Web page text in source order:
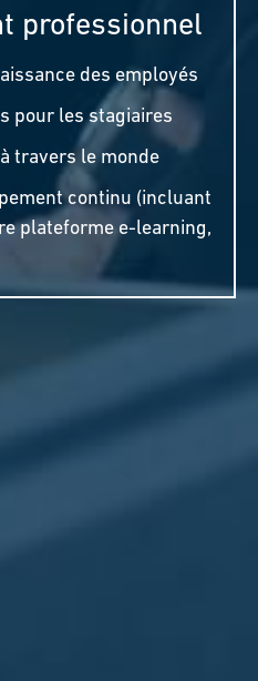
professionnel
des employés
pour les stagiaires
travers le monde
continu (incluant
plateforme e-learning,